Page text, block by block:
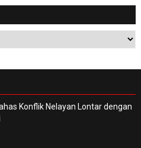
Konflik Nelayan Lontar dengan